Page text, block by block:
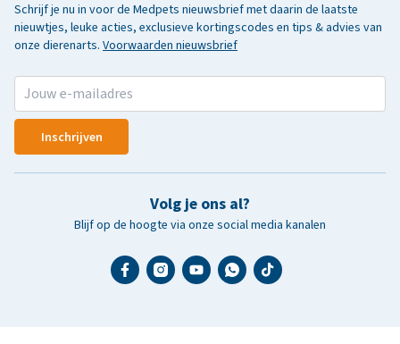
Schrijf je nu in voor de Medpets nieuwsbrief met daarin de laatste
nieuwtjes, leuke acties, exclusieve kortingscodes en tips & advies van
onze dierenarts. Voorwaarden nieuwsbrief
Inschrijven
Volg je ons al?
Blijf op de hoogte via onze social media kanalen